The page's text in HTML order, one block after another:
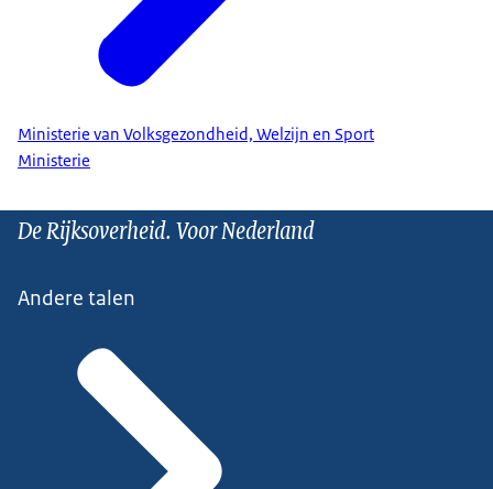
Ministerie van Volksgezondheid, Welzijn en Sport
Ministerie
De Rijksoverheid. Voor Nederland
Andere talen